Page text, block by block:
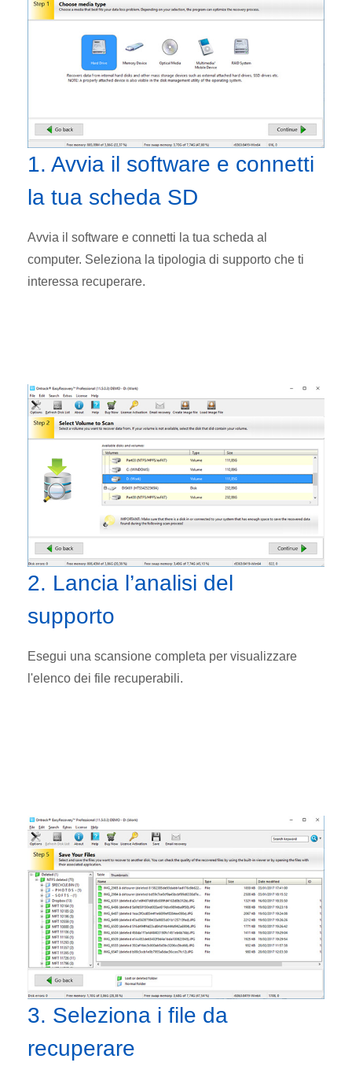
1. Avvia il software e connetti
la tua scheda SD
Avvia il software e connetti la tua scheda al
computer. Seleziona la tipologia di supporto che ti
interessa recuperare.
2. Lancia l’analisi del
supporto
Esegui una scansione completa per visualizzare
l'elenco dei file recuperabili.
3. Seleziona i file da
recuperare